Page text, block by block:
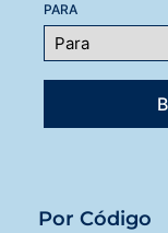
PARA
Por Código